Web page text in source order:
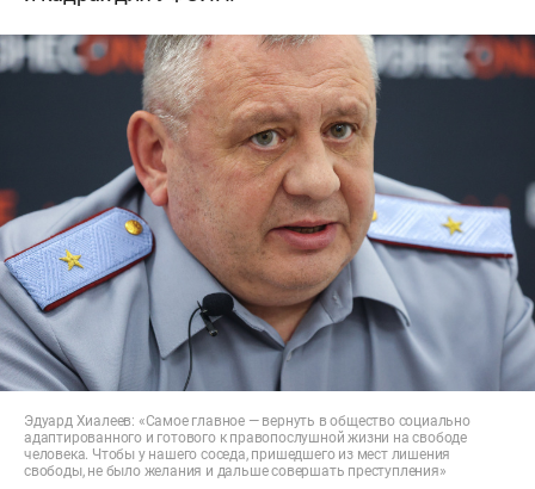
Эдуард Хиалеев: «Самое главное — вернуть в общество социально
адаптированного и готового к правопослушной жизни на свободе
человека. Чтобы у нашего соседа, пришедшего из мест лишения
свободы, не было желания и дальше совершать преступления»